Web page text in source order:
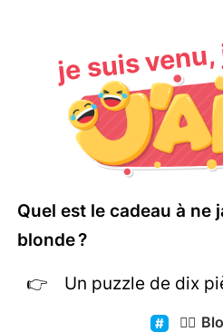
je suis
Quel est le cadeau à ne
blonde ?
Un puzzle de dix
👱‍♀️